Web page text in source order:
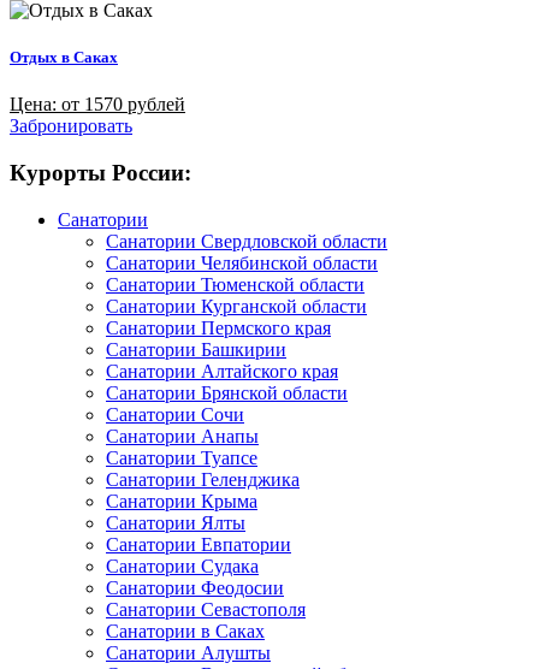
Отдых в Саках
Цена: от 1570 рублей
Забронировать
Курорты России:
Санатории
Санатории Свердловской области
Санатории Челябинской области
Санатории Тюменской области
Санатории Курганской области
Санатории Пермского края
Санатории Башкирии
Санатории Алтайского края
Санатории Брянской области
Санатории Сочи
Санатории Анапы
Санатории Туапсе
Санатории Геленджика
Санатории Крыма
Санатории Ялты
Санатории Евпатории
Санатории Судака
Санатории Феодосии
Санатории Севастополя
Санатории в Саках
Санатории Алушты